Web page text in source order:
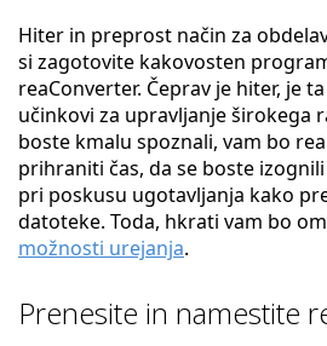
Hiter in preprost način za
si zagotovite kakovosten
reaConverter. Čeprav je hiter, je
učinkovi za upravljanje širokega
boste kmalu spoznali, vam bo
prihraniti čas, da se boste
pri poskusu ugotavljanja kako
datoteke. Toda, hkrati vam bo
možnosti urejanja.
Prenesite in namestite